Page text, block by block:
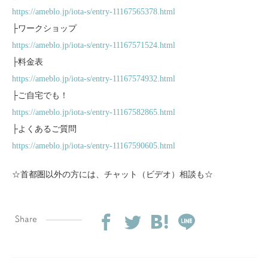
https://ameblo.jp/iota-s/entry-11167565378.html
├ワークショップ
https://ameblo.jp/iota-s/entry-11167571524.html
├料金表
https://ameblo.jp/iota-s/entry-11167574932.html
├ご自宅でも！
https://ameblo.jp/iota-s/entry-11167582865.html
├よくあるご質問
https://ameblo.jp/iota-s/entry-11167590605.html
☆首都圏以外の方には、チャット（ビデオ）相談も☆
Share